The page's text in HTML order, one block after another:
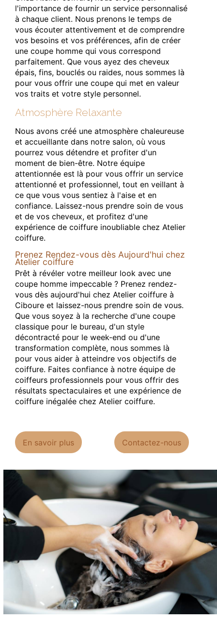
l'importance de fournir un service personnalisé
à chaque client. Nous prenons le temps de
vous écouter attentivement et de comprendre
vos besoins et vos préférences, afin de créer
une coupe homme qui vous correspond
parfaitement. Que vous ayez des cheveux
épais, fins, bouclés ou raides, nous sommes là
pour vous offrir une coupe qui met en valeur
vos traits et votre style personnel.
Atmosphère Relaxante
Nous avons créé une atmosphère chaleureuse
et accueillante dans notre salon, où vous
pourrez vous détendre et profiter d'un
moment de bien-être. Notre équipe
attentionnée est là pour vous offrir un service
attentionné et professionnel, tout en veillant à
ce que vous vous sentiez à l'aise et en
confiance. Laissez-nous prendre soin de vous
et de vos cheveux, et profitez d'une
expérience de coiffure inoubliable chez Atelier
coiffure.
Prenez Rendez-vous dès Aujourd'hui chez
Atelier coiffure
Prêt à révéler votre meilleur look avec une
coupe homme impeccable ? Prenez rendez-
vous dès aujourd'hui chez Atelier coiffure à
Ciboure et laissez-nous prendre soin de vous.
Que vous soyez à la recherche d'une coupe
classique pour le bureau, d'un style
décontracté pour le week-end ou d'une
transformation complète, nous sommes là
pour vous aider à atteindre vos objectifs de
coiffure. Faites confiance à notre équipe de
coiffeurs professionnels pour vous offrir des
résultats spectaculaires et une expérience de
coiffure inégalée chez Atelier coiffure.
En savoir plus Contactez-nous